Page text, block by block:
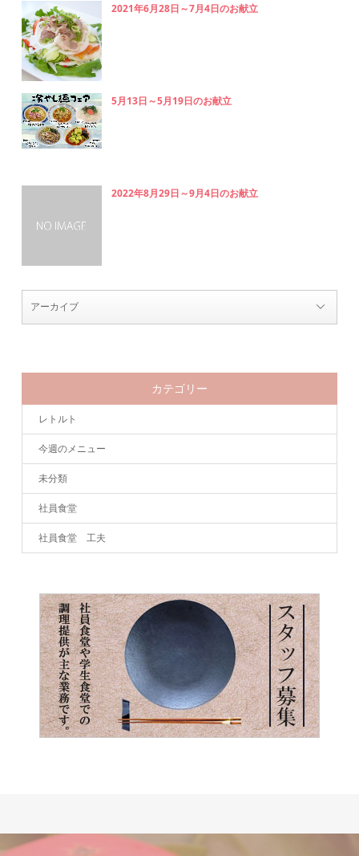
2021年6月28日～7月4日のお献立
5月13日～5月19日のお献立
2022年8月29日～9月4日のお献立
カテゴリー
レトルト
今週のメニュー
未分類
社員食堂
社員食堂 工夫